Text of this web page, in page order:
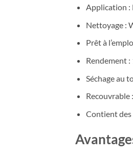
Application :
Nettoyage :
Prêt à
Rendement :
Séchage au
Recouvrable
Contient